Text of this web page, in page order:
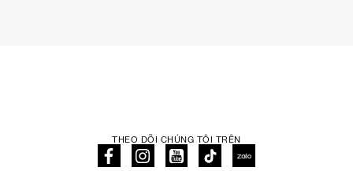
THEO DÕI CHÚNG TÔI TRÊN